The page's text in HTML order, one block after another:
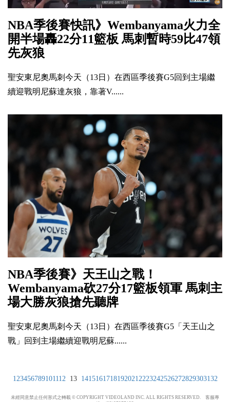
NBA季後賽快訊》Wembanyama火力全
開半場轟22分11籃板 馬刺暫時59比47領
先灰狼
聖安東尼奧馬刺今天（13日）在西區季後賽G5回到主場繼
續迎戰明尼蘇達灰狼，靠著V......
NBA季後賽》天王山之戰！
Wembanyama砍27分17籃板領軍 馬刺主
場大勝灰狼搶先聽牌
聖安東尼奧馬刺今天（13日）在西區季後賽G5「天王山之
戰」回到主場繼續迎戰明尼蘇......
1 234567891011 12 13 1415161718192021 22232425262728293031 32
未經同意禁止任何形式之轉載 © COPYRIGHT VIDEOLAND INC. ALL RIGHTS RESERVED. 客服專